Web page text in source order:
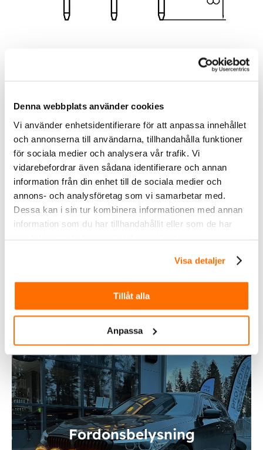
Denna webbplats använder cookies
Vi använder enhetsidentifierare för att anpassa innehållet
och annonserna till användarna, tillhandahålla funktioner
för sociala medier och analysera vår trafik. Vi
vidarebefordrar även sådana identifierare och annan
information från din enhet till de sociala medier och
annons- och analysföretag som vi samarbetar med.
Dessa kan i sin tur kombinera informationen med annan
information som du har tillhandahållit eller som de har
Visa detaljer
Tillåt alla
Anpassa
Fordonsbelysning
Köp